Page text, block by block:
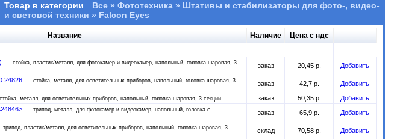
Товар в категории
Все » Фототехника » Штативы и стабилизаторы для фото-, видео-
и световой техники » Falcon Eyes
Название Наличие Цена с ндс
стойка, пластик/металл, для фотокамер и видеокамер, напольный, головка шаровая, 3
заказ 20,45 р. Добавить
24826
стойка, металл, для осветительных приборов, напольный, головка шаровая, 3
заказ 42,7 р.
Добавить
стойка, металл, для осветительных приборов, напольный, головка шаровая, 3 секции заказ 50,35 р.
Добавить
трипод, металл, для фотокамер и видеокамер, напольный, головка с
заказ 65,9 р. Добавить
трипод, пластик/металл, для осветительных приборов, напольный, головка шаровая, 3
склад 70,58 р. Добавить